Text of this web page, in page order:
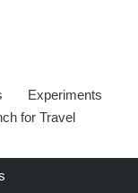
Experiments
for Travel